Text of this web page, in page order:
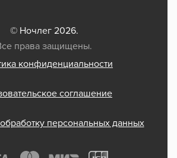
© Ночлег 2026.
права защищены.
конфиденциальности
соглашение
персональных данных